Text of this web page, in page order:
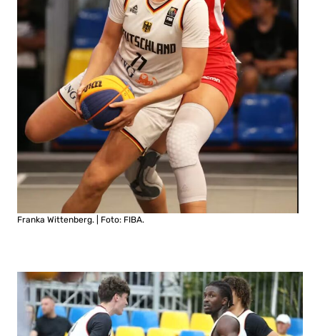
Franka Wittenberg. | Foto: FIBA.